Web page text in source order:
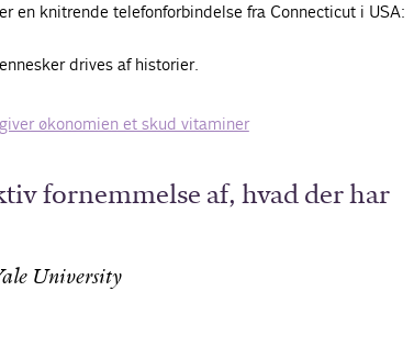
en knitrende telefonforbindelse fra Connecticut i USA:
drives af historier.
økonomien et skud vitaminer
fornemmelse af, hvad der har
University